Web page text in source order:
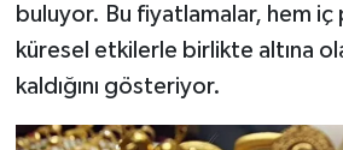
buluyor. Bu fiyatlamalar, hem iç
küresel etkilerle birlikte altına
kaldığını gösteriyor.